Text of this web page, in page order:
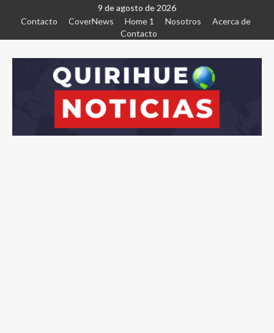
9 de agosto de 2026
Contacto
CoverNews Home 1 Nosotros
Acerca de
Contacto